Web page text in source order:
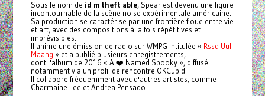
Sous le nom de id m theft able, Spear est devenu une figure
incontournable de la scène noise expérimentale américaine.
Sa production se caractérise par une frontière floue entre vie
et art, avec des compositions à la fois répétitives et
imprévisibles.
Il anime une émission de radio sur WMPG intitulée « Rssd Uul
Maang » et a publié plusieurs enregistrements,
dont l'album de 2016 « A ❤️ Named Spooky », diffusé
notamment via un profil de rencontre OKCupid.
Il collabore fréquemment avec d'autres artistes, comme
Charmaine Lee et Andrea Pensado.